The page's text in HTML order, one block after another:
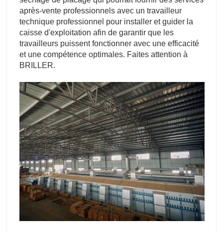
après-vente professionnels avec un travailleur
technique professionnel pour installer et guider la
caisse d'exploitation afin de garantir que les
travailleurs puissent fonctionner avec une efficacité
et une compétence optimales. Faites attention à
BRILLER.